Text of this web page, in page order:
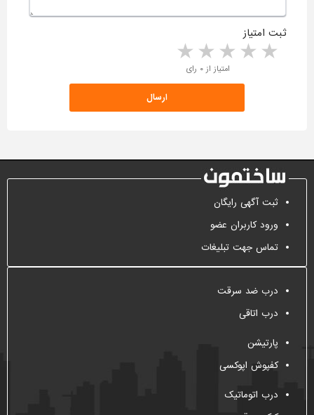
ثبت امتیاز
4 stars 3 stars 2 stars 1 star امتیاز از ۰ رای
ثبت آگهی رایگان
ورود کاربران عضو
تماس جهت تبلیغات
درب ضد سرقت
درب اتاقی
پارتیشن
کفپوش اپوکسی
درب اتوماتیک